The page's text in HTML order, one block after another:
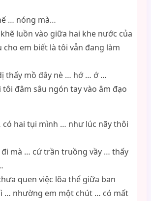
… nóng mà…
luồn vào giữa hai khe nước của
cho em biết là tôi vẫn đang làm
thấy mồ đây nè … hớ … ớ …
tôi đâm sâu ngón tay vào âm đạo
có hai tụi mình … như lúc nãy thôi
đi mà … cứ trần truồng vầy … thấy
quen việc lõa thể giữa ban
… nhường em một chút … có mất